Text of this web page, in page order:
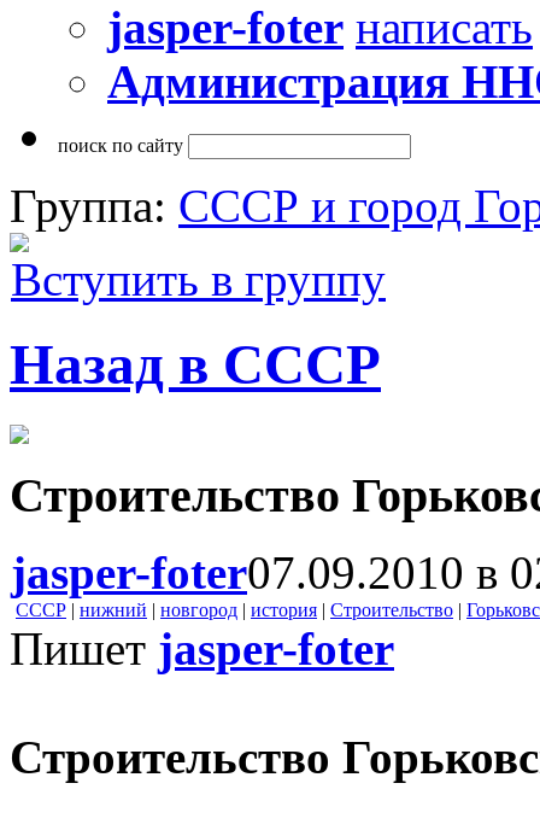
jasper-foter написать
Администрация
поиск по сайту
Группа: СССР и город
Вступить в группу
Назад в СССР
Строительство
jasper-foter07.09.2010 в
СССР | нижний | новгород | история | Строительство |
Пишет jasper-foter
Строительство